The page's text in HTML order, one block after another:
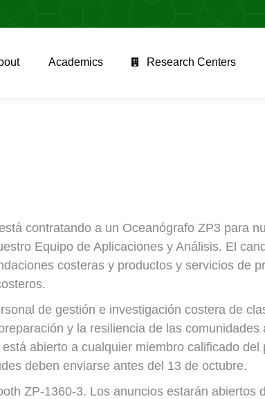
Academics Research Centers
contratando a un Oceanógrafo ZP3 para
Equipo de Aplicaciones y Análisis. El
costeras y productos y servicios de
de gestión e investigación costera de
y la resiliencia de las comunidades
abierto a cualquier miembro calificado del
deben enviarse antes del 13 de octubre.
ZP-1360-3. Los anuncios estarán abiertos